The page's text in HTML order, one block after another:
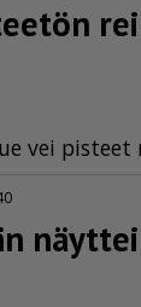
vei pis­teet